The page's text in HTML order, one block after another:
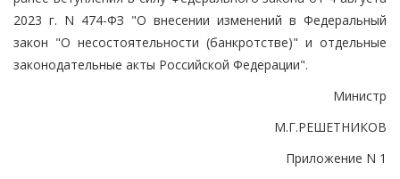
2023 г. N 474-ФЗ "О внесении изменений в Федеральный
закон "О несостоятельности (банкротстве)" и отдельные
законодательные акты Российской Федерации".
Министр
М.Г.РЕШЕТНИКОВ
Приложение N 1